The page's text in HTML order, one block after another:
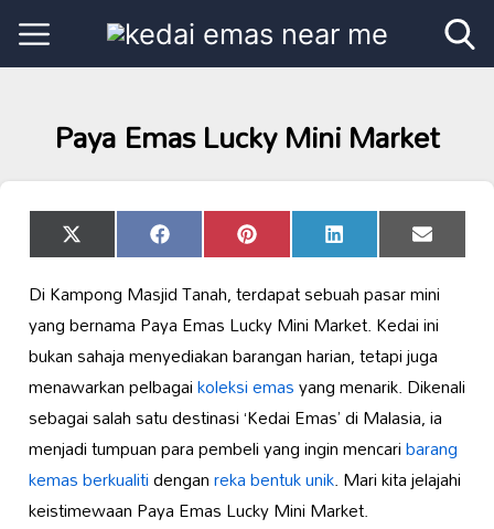
Paya Emas Lucky Mini Market
Share
on
X
(Twitter)
Share
on
Facebook Share
on
Pinterest Share
on
LinkedIn Share
on
Email
Di Kampong Masjid Tanah, terdapat sebuah pasar mini
yang bernama Paya Emas Lucky Mini Market. Kedai ini
bukan sahaja menyediakan barangan harian, tetapi juga
menawarkan pelbagaikoleksi emasyang menarik. Dikenali
sebagai salah satu destinasi ‘Kedai Emas’ di Malasia, ia
menjadi tumpuan para pembeli yang ingin mencaribarang
kemas berkualitidenganreka bentuk unik. Mari kita jelajahi
keistimewaan Paya Emas Lucky Mini Market.